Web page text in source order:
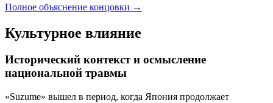
Полное объяснение концовки →
Культурное влияние
Исторический контекст и осмысление
национальной травмы
«Suzume» вышел в период, когда Япония продолжает